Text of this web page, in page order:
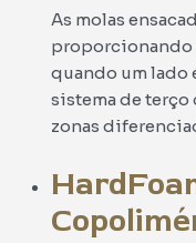
As molas
proporcionando
quando um lado
sistema de terço
zonas